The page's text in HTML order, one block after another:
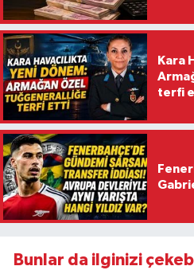
Kara
terfi
Bunlar da ilginizi